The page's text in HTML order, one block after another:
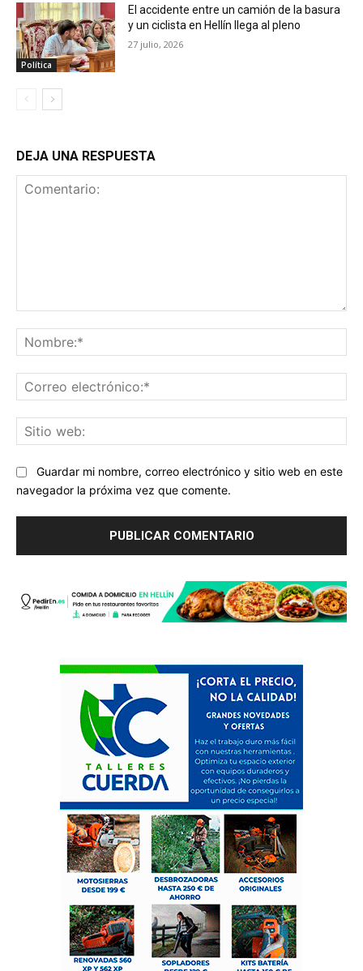
Política
El accidente entre un camión de la basura
y un ciclista en Hellín llega al pleno
27 julio, 2026
DEJA UNA RESPUESTA
Guardar mi nombre, correo electrónico y sitio web en este
navegador la próxima vez que comente.